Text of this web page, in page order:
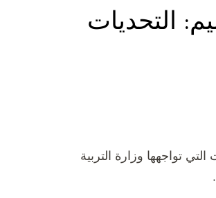
التحديات
تواجهها وزارة التربية